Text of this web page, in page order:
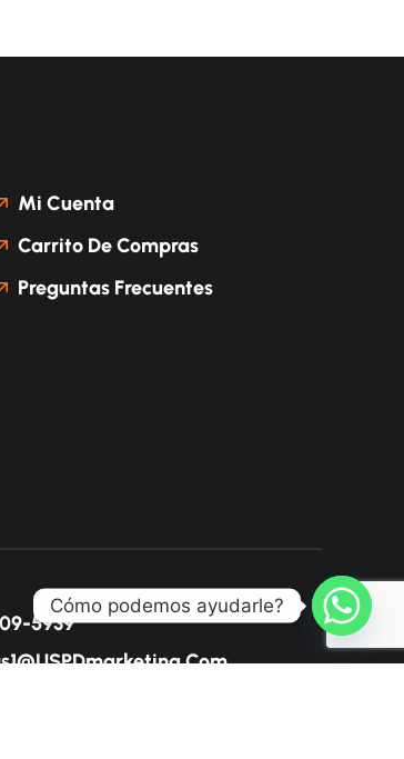
Mi Cuenta
Carrito De Compras
Preguntas Frecuentes
5939
Cómo podemos ayudarle?